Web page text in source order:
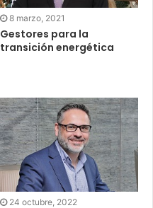
8 marzo, 2021
Gestores para la
transición energética
24 octubre, 2022